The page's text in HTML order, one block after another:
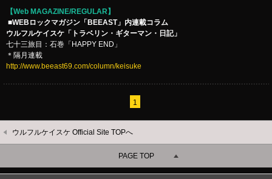
【Web MAGAZINE/REGULAR】
■WEBロックマガジン「BEEAST」内連載コラム
ウルフルケイスケ「トラベリン・ギターマン・日記」
七十三旅目：石巻「HAPPY END」
＊隔月連載
http://www.beeast69.com/column/keisuke
1
ウルフルケイスケ Official Site TOPへ
PAGE TOP